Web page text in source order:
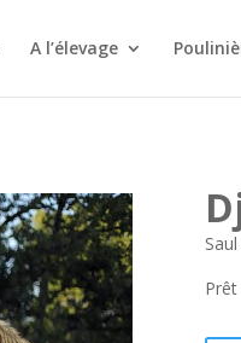
A l’élevage